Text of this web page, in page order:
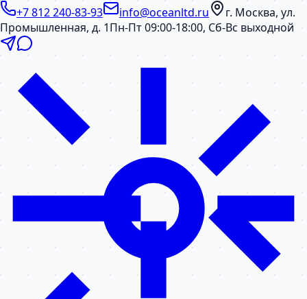
+7 812 240-83-93 info@oceanltd.ru
г. Москва, ул.
Промышленная, д. 1Пн-Пт 09:00-18:00, Сб-Вс выходной